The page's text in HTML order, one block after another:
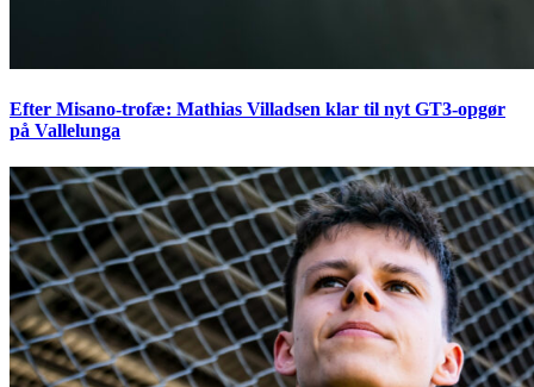
Efter Misano-trofæ: Mathias Villadsen klar til nyt GT3-opgør
på Vallelunga